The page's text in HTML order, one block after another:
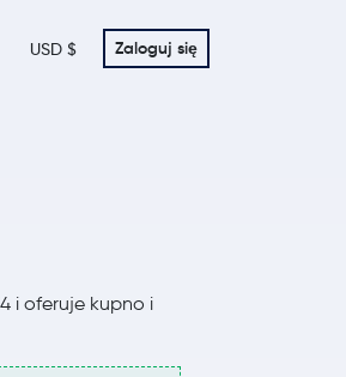
USD $ Zaloguj się
i oferuje kupno i